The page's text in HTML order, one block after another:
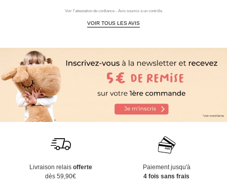
Voir l'attestation de confiance - Avis soumis à un contrôle
VOIR TOUS LES AVIS
Livraison relais offerte
dès 59,90€
Paiement jusqu'à
4 fois sans frais